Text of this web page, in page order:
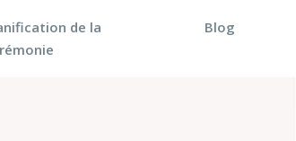
de la
Blog